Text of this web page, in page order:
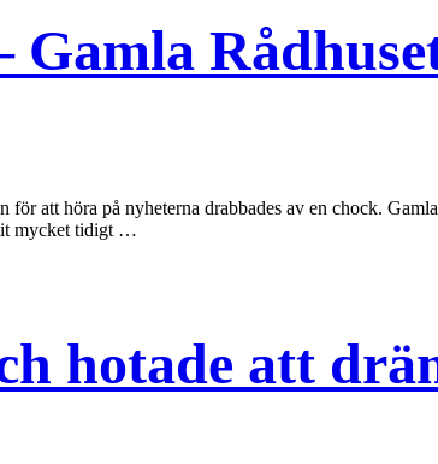
att höra på nyheterna drabbades av en chock.
mycket tidigt …
hotade att